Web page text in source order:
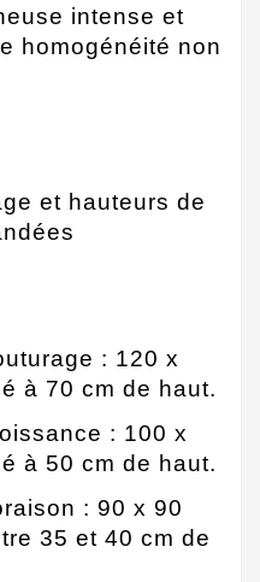
intense et
homogénéité non
et hauteurs de
: 120 x
à 70 cm de haut.
: 100 x
à 50 cm de haut.
: 90 x 90
35 et 40 cm de